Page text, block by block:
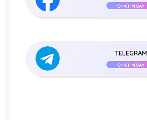
CHAT NGAY
TELEGRAM
CHAT NGAY